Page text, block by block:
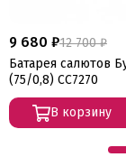
9 680 ₽12 700 ₽
Батарея салютов
(75/0,8) СС7270
В корзину